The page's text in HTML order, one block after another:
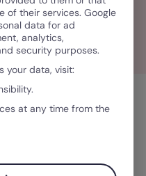
of their services. Google
data for ad
analytics,
security purposes.
your data, visit:
at any time from the